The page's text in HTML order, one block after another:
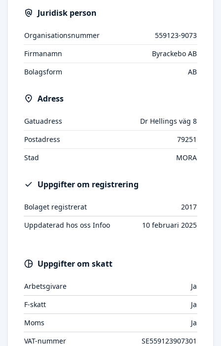
Juridisk person
Organisationsnummer
559123-9073
Firmanamn
Byrackebo AB
Bolagsform
AB
Adress
Gatuadress
Dr Hellings väg 8
Postadress
79251
Stad
MORA
Uppgifter om registrering
Bolaget registrerat
2017
Uppdaterad hos oss Infoo
10 februari 2025
Uppgifter om skatt
Arbetsgivare
Ja
F-skatt
Ja
Moms
Ja
VAT-nummer
SE559123907301